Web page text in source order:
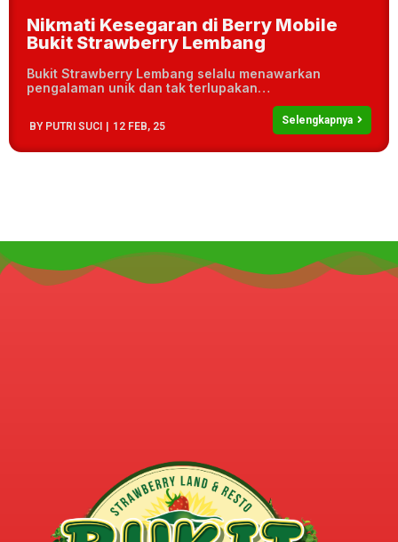
Nikmati Kesegaran di Berry Mobile
Bukit Strawberry Lembang
BY PUTRI SUCI | 12 FEB, 25
Bukit Strawberry Lembang selalu menawarkan
pengalaman unik dan tak terlupakan…
Selengkapnya